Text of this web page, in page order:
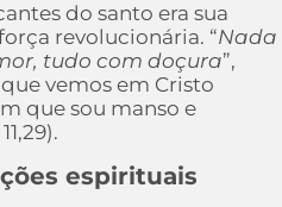
do santo era sua
revolucionária. “Nada
tudo com doçura”,
vemos em Cristo
que sou manso e
espirituais